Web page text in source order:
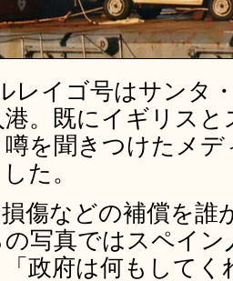
レイゴ号はサンタ
。既にイギリス
を聞きつけたメ
た。
傷などの補償を誰
写真ではスペイ
政府は何もして